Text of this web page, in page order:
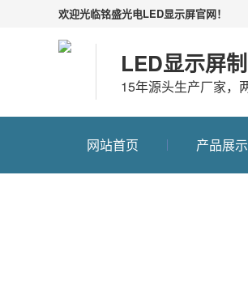
欢迎光临铭盛光电LED显示屏官网！
LED显示屏
15年源头生产厂家，
网站首页 产品展示